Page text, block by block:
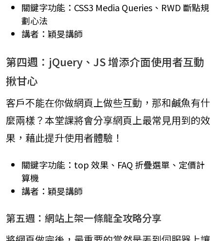
關鍵字功能：CSS3 Media Queries、RWD 斷點規
劃心法
講者：穎旻講師
第四週：jQuery、JS 增添介面使用者互動
揪甘心
客戶不能在你做網頁上做些互動，那和鹹魚有什
麼兩樣？本堂課將會分享網頁上最常見用到的效
果，藉此提升使用者體驗！
關鍵字功能：top 效果、FAQ 折疊選單、定價計
算機
講者：穎旻講師
第五週：網站上架一條龍全攻略分享